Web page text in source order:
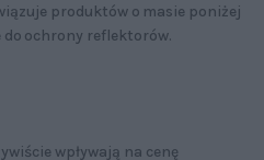
produktów o masie poniżej
ochrony reflektorów.
wpływają na cenę